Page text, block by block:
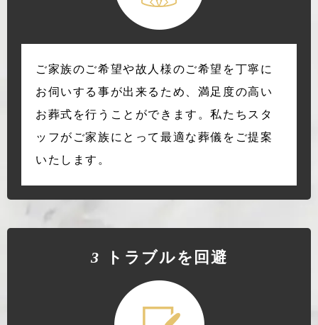
ご家族のご希望や故人様のご希望を丁寧に
お伺いする事が出来るため、満足度の高い
お葬式を行うことができます。私たちスタ
ッフがご家族にとって最適な葬儀をご提案
いたします。
3 トラブルを回避